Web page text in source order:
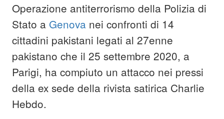
Operazione antiterrorismo della Polizia di
Stato a Genova nei confronti di 14
cittadini pakistani legati al 27enne
pakistano che il 25 settembre 2020, a
Parigi, ha compiuto un attacco nei pressi
della ex sede della rivista satirica Charlie
Hebdo.